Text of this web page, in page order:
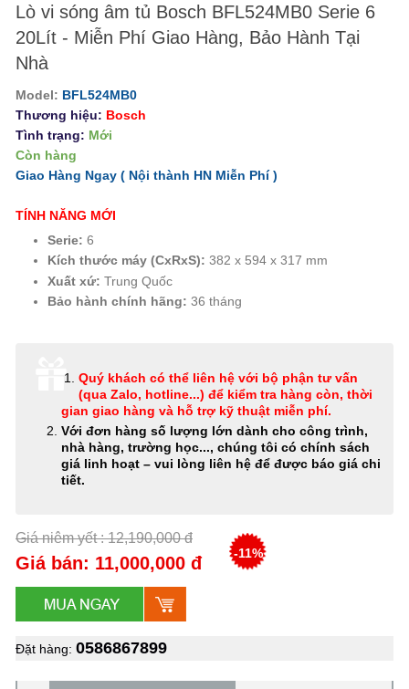
Lò vi sóng âm tủ Bosch BFL524MB0 Serie 6
20Lít - Miễn Phí Giao Hàng, Bảo Hành Tại
Nhà
Model: BFL524MB0
Thương hiệu: Bosch
Tình trạng: Mới
Còn hàng
Giao Hàng Ngay ( Nội thành HN Miễn Phí)
TÍNH NĂNG MỚI
Serie: 6
Kích thước máy (CxRxS): 382 x 594 x 317 mm
Xuất xứ: Trung Quốc
Bảo hành chính hãng: 36 tháng
Quý khách có thể liên hệ với bộ phận tư vấn
(qua Zalo, hotline...) để kiểm tra hàng còn, thời
gian giao hàng và hỗ trợ kỹ thuật miễn phí.
Với đơn hàng số lượng lớn dành cho công trình,
nhà hàng, trường học..., chúng tôi có chính sách
giá linh hoạt – vui lòng liên hệ để được báo giá chi
tiết.
Giá niêm yết : 12,190,000 đ
Giá bán: 11,000,000 đ -11%
Đặt hàng: 0586867899